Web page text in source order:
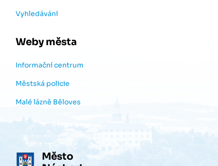
Vyhledávání
Weby města
Informační centrum
Městská policie
Malé lázně Běloves
Město